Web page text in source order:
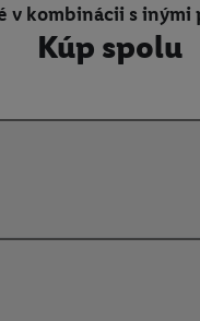
v kombinácii s inými
Kúp spolu